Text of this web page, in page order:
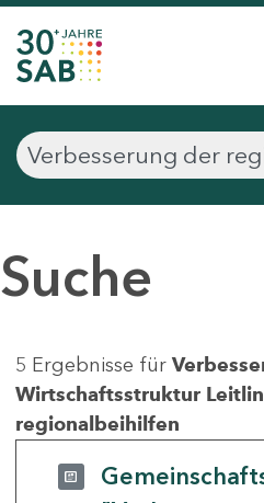
Suche
5 Ergebnisse für
Wirtschaftsstruktur
regionalbeihilfen